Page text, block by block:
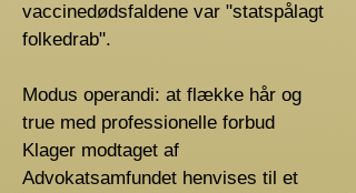
vaccinedødsfaldene var "statspålagt
folkedrab".
Modus operandi: at flække hår og
true med professionelle forbud
Klager modtaget af
Advokatsamfundet henvises til et